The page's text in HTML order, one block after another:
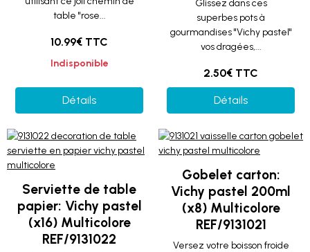
table "rose...
10.99€ TTC
Indisponible
Détails
Glissez dans ces
superbes pots à
gourmandises "Vichy pastel"
vos dragées,...
2.50€ TTC
Détails
Serviette de table
papier: Vichy pastel
(x16) Multicolore
REF/9131022
Gobelet carton:
Vichy pastel 200ml
(x8) Multicolore
REF/9131021
Versez votre boisson froide